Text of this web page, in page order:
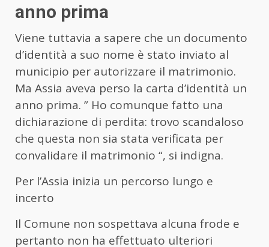
anno prima
Viene tuttavia a sapere che un documento
d’identità a suo nome è stato inviato al
municipio per autorizzare il matrimonio.
Ma Assia aveva perso la carta d’identità un
anno prima. ” Ho comunque fatto una
dichiarazione di perdita: trovo scandaloso
che questa non sia stata verificata per
convalidare il matrimonio “, si indigna.
Per l’Assia inizia un percorso lungo e
incerto
Il Comune non sospettava alcuna frode e
pertanto non ha effettuato ulteriori